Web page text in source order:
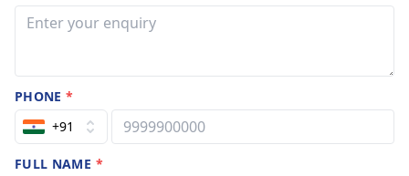
PHONE*
+91
FULL NAME *